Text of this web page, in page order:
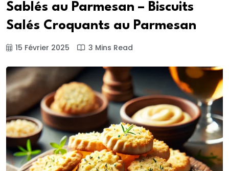
Sablés au Parmesan – Biscuits
Salés Croquants au Parmesan
15 Février 2025 3 Mins Read